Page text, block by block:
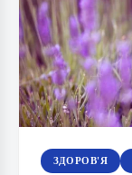
ЗДОРОВ'Я